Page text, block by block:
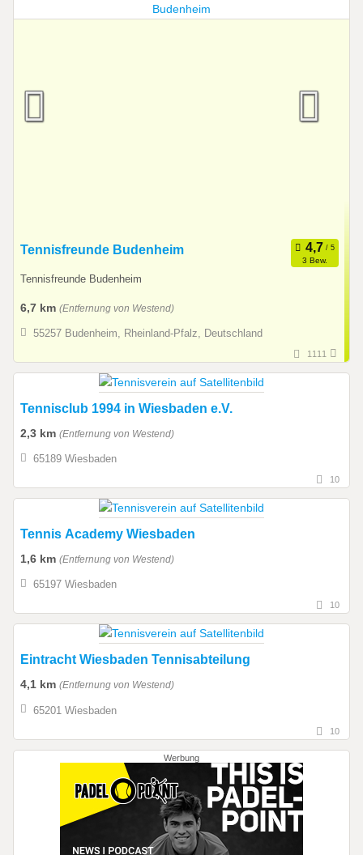
Tennisfreunde Budenheim
3 Bew.
Tennisfreunde Budenheim
6,7 km (Entfernung von Westend)
55257 Budenheim, Rheinland-Pfalz, Deutschland
1111
Tennisclub 1994 in Wiesbaden e.V.
2,3 km (Entfernung von Westend)
65189 Wiesbaden
10
Tennis Academy Wiesbaden
1,6 km (Entfernung von Westend)
65197 Wiesbaden
10
Eintracht Wiesbaden Tennisabteilung
4,1 km (Entfernung von Westend)
65201 Wiesbaden
10
Werbung